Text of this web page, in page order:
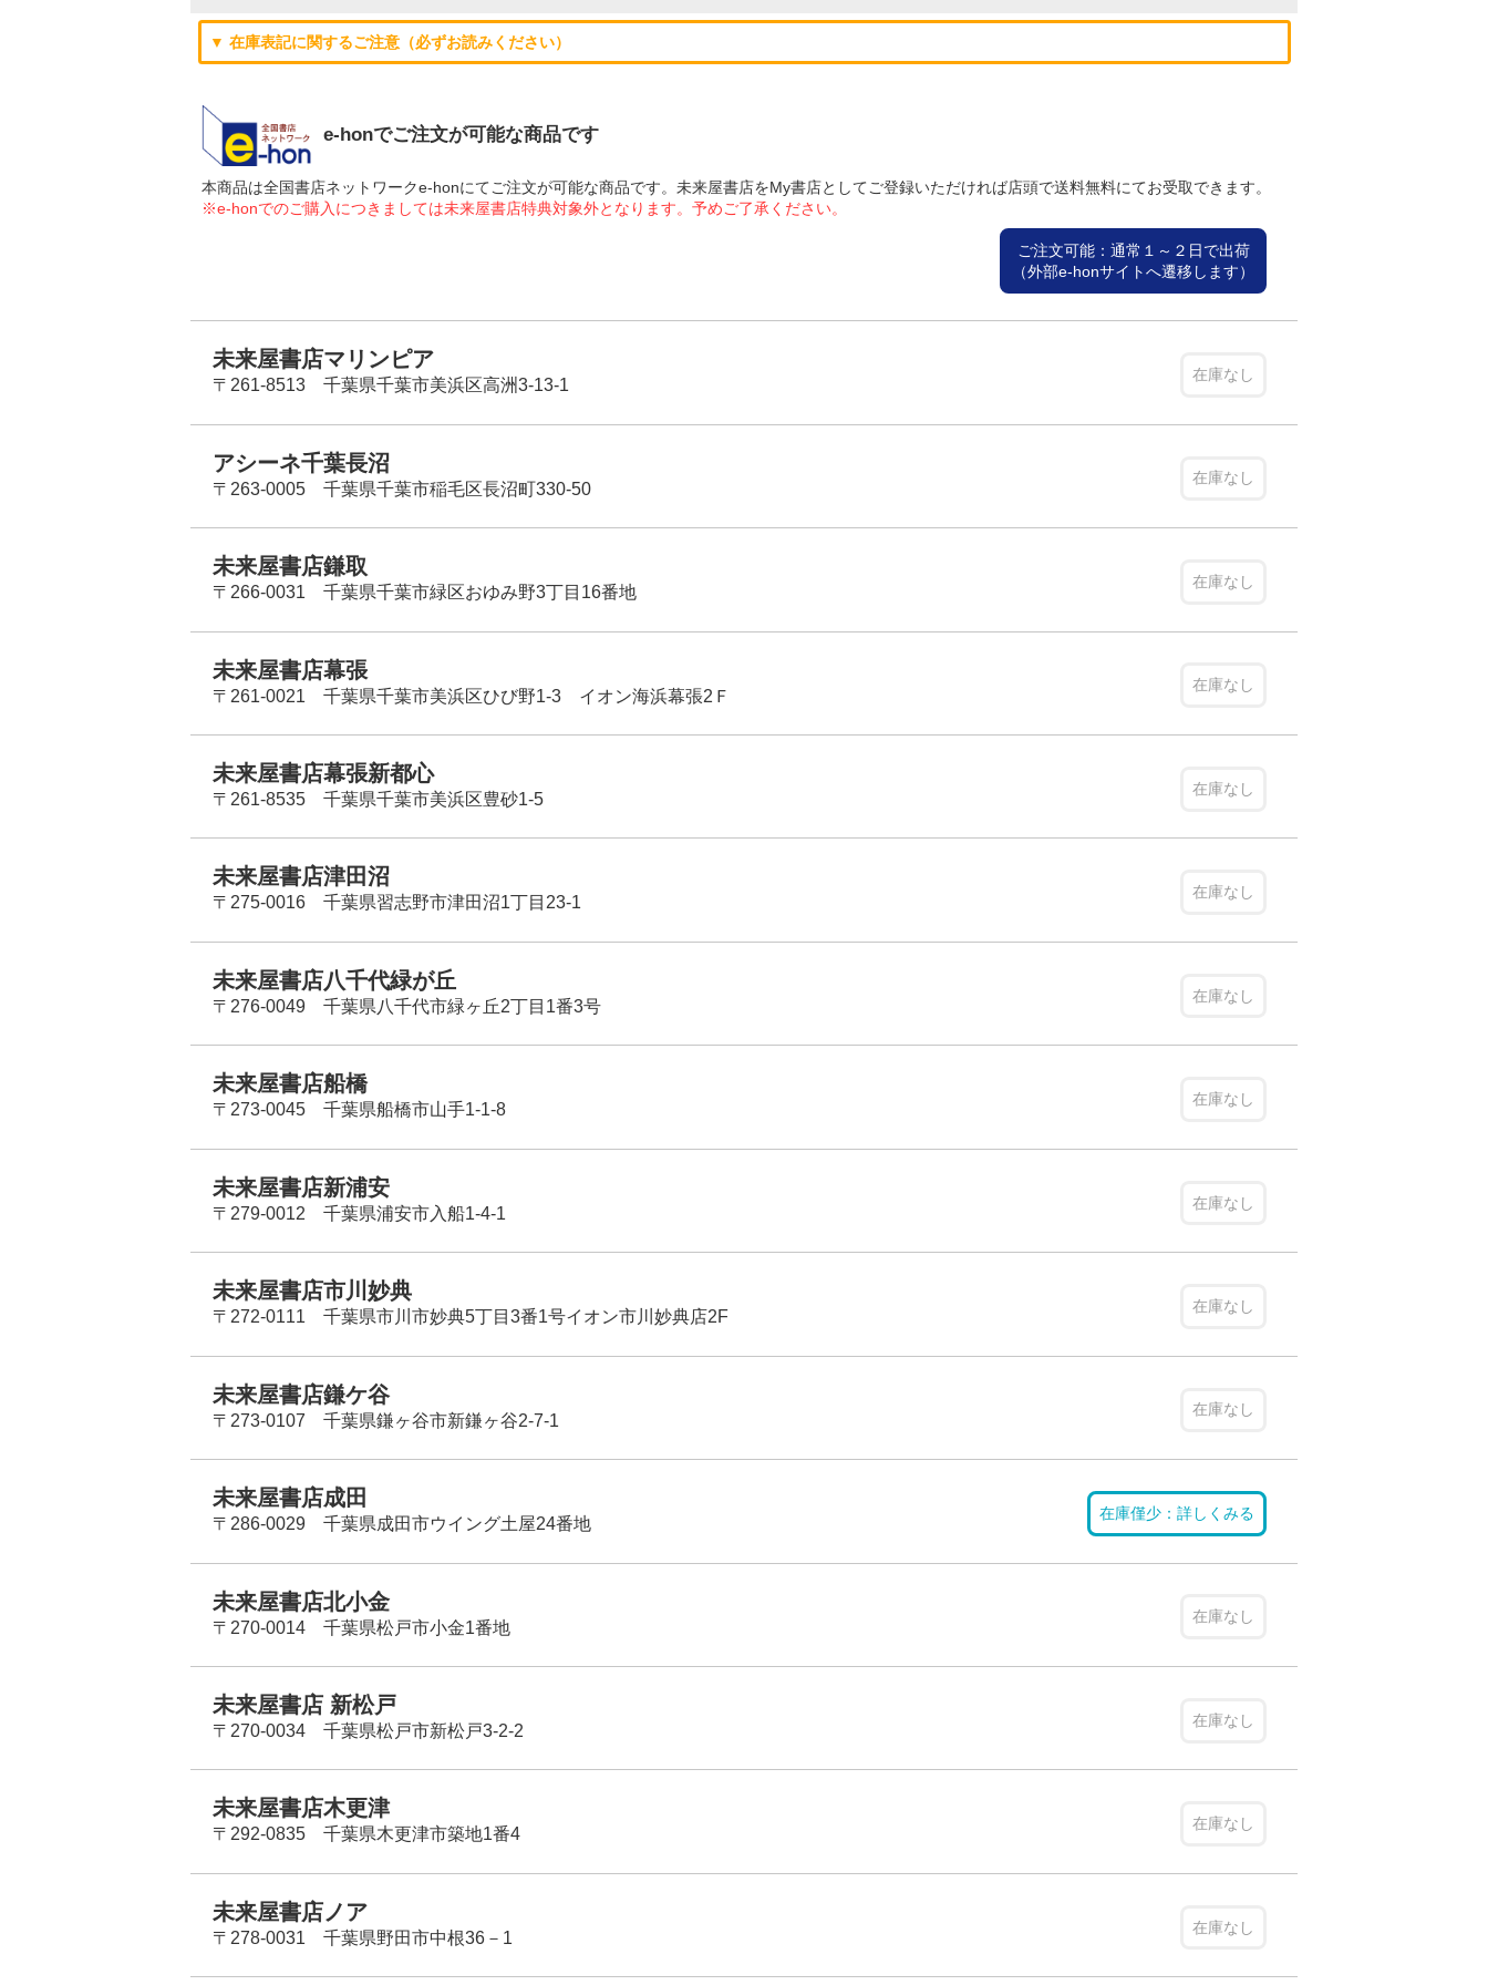
▼ 在庫表記に関するご注意（必ずお読みください）
e-honでご注文が可能な商品です
本商品は全国書店ネットワークe-honにてご注文が可能な商品です。未来屋書店をMy書店としてご登録いただければ店頭で送料無料にてお受取できます。
※e-honでのご購入につきましては未来屋書店特典対象外となります。予めご了承ください。
ご注文可能：通常１～２日で出荷
（外部e-honサイトへ遷移します）
未来屋書店マリンピア
〒261-8513 千葉県千葉市美浜区高洲3-13-1
在庫なし
アシーネ千葉長沼
〒263-0005 千葉県千葉市稲毛区長沼町330-50
在庫なし
未来屋書店鎌取
〒266-0031 千葉県千葉市緑区おゆみ野3丁目16番地
在庫なし
未来屋書店幕張
〒261-0021 千葉県千葉市美浜区ひび野1-3 イオン海浜幕張2Ｆ
在庫なし
未来屋書店幕張新都心
〒261-8535 千葉県千葉市美浜区豊砂1-5
在庫なし
未来屋書店津田沼
〒275-0016 千葉県習志野市津田沼1丁目23-1
在庫なし
未来屋書店八千代緑が丘
〒276-0049 千葉県八千代市緑ヶ丘2丁目1番3号
在庫なし
未来屋書店船橋
〒273-0045 千葉県船橋市山手1-1-8
在庫なし
未来屋書店新浦安
〒279-0012 千葉県浦安市入船1-4-1
在庫なし
未来屋書店市川妙典
〒272-0111 千葉県市川市妙典5丁目3番1号イオン市川妙典店2F
在庫なし
未来屋書店鎌ケ谷
〒273-0107 千葉県鎌ヶ谷市新鎌ヶ谷2-7-1
在庫なし
未来屋書店成田
〒286-0029 千葉県成田市ウイング土屋24番地
在庫僅少：詳しくみる
未来屋書店北小金
〒270-0014 千葉県松戸市小金1番地
在庫なし
未来屋書店 新松戸
〒270-0034 千葉県松戸市新松戸3-2-2
在庫なし
未来屋書店木更津
〒292-0835 千葉県木更津市築地1番4
在庫なし
未来屋書店ノア
〒278-0031 千葉県野田市中根36－1
在庫なし